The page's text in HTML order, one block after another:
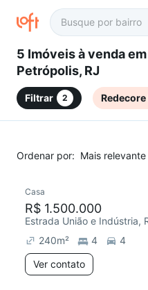
5 Imóveis à venda em Roseiral,
Petrópolis, RJ
Filtrar 2 Redecore
Ordenar por: Mais relevante
Casa
R$ 1.500.000
Estrada União e Indústria,
240m² 4
4
Ver contato